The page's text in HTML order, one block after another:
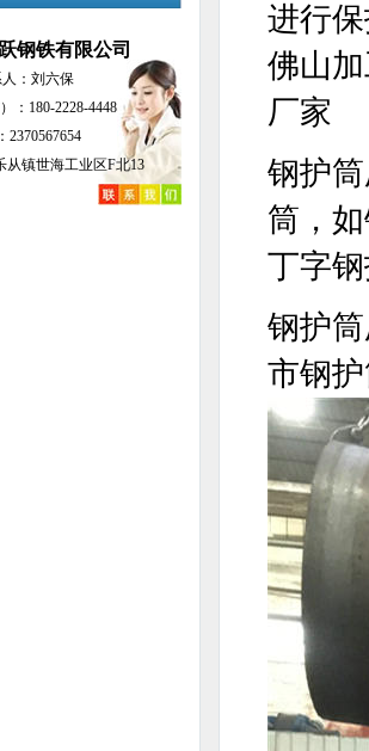
钢铁有限公司
：刘六保
：180-2228-4448
2370567654
从镇世海工业区F北13
进行
佛山
厂家
钢护
筒，
丁字
钢护
市钢